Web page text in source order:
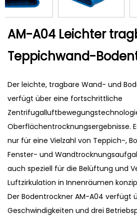
AM-A04 Leichter
Teppichwand-
Der leichte, tragbare Wand- und
verfügt über eine fortschrittliche
Oberflächentrocknungsergebnisse.
nur für eine Vielzahl von Teppich-,
Fenster- und
auch speziell für die Belüftung und
Luftzirkulation in Innenräumen
Der Bodentrockner AM-A04 verfügt
Geschwindigkeiten und drei